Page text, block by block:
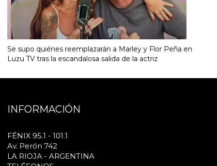
Se supo quiénes reemplazarán a Marley y Flor Peña en
Luzu TV tras la escandalosa salida de la actriz
INFORMACIÓN
FÉNIX 95.1 - 101.1
Av. Perón 742
LA RIOJA - ARGENTINA